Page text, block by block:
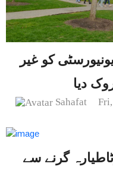
کو غیر
دیا
Sahafat
گرنے سے